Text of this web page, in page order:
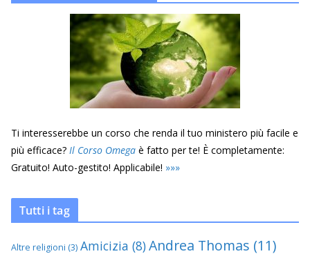
Ti interesserebbe un corso che renda il tuo ministero più facile e
più efficace? Il Corso Omega è fatto per te! È completamente:
Gratuito! Auto-gestito! Applicabile! »»»
Tutti i tag
Altre religioni (3) Amicizia (8)Andrea Thomas (11)